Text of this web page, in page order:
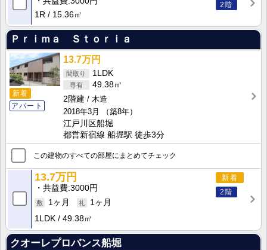
2階
1R
15.36㎡
Ｐｒｉｍａ Ｓｔｏｒｉａ
新着
アパート
13.7万円
1LDK
49.38㎡
2階建
木造
2018年3月
（築8年）
江戸川区船堀
都営新宿線 船堀駅 徒歩3分
この建物のすべての部屋にまとめてチェック
新着
2階
13.7万円
共益費 3000円
1ヶ月
1ヶ月
1LDK
49.38㎡
クオーレプロバンス船堀